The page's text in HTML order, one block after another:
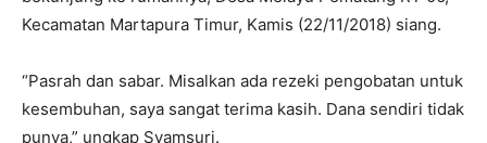
Kecamatan Martapura Timur, Kamis (22/11/2018) siang.
“Pasrah dan sabar. Misalkan ada rezeki pengobatan untuk
kesembuhan, saya sangat terima kasih. Dana sendiri tidak
punya,” ungkap Syamsuri.